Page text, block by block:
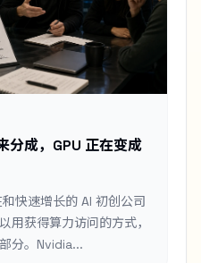
分成，GPU 正在变成
快速增长的 AI 初创公司
用获得算力访问的方式，
分。Nvidia...